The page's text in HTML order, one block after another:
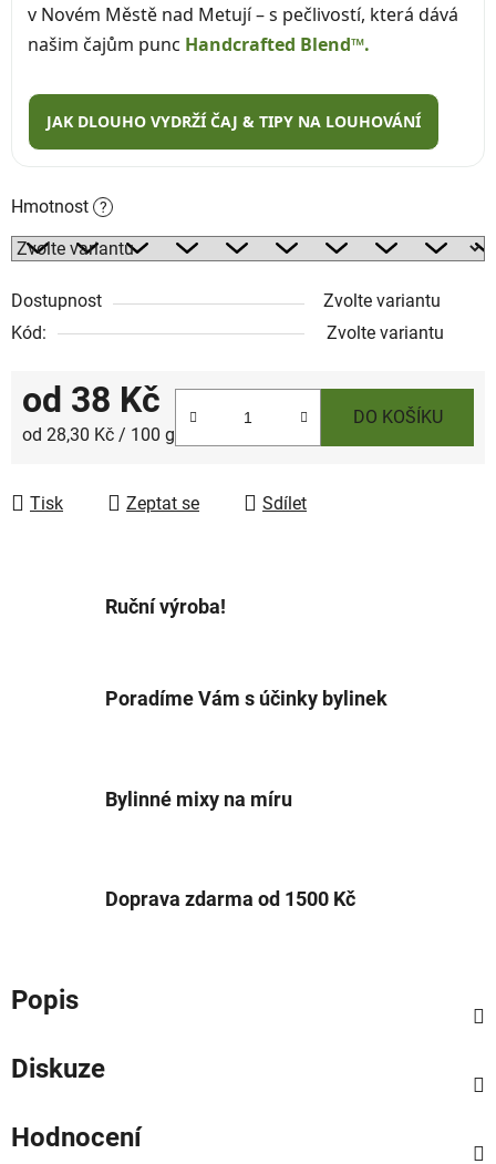
v Novém Městě nad Metují – s pečlivostí, která dává
našim čajům punc Handcrafted Blend™.
JAK DLOUHO VYDRŽÍ ČAJ & TIPY NA LOUHOVÁNÍ
Hmotnost ?
Dostupnost
Zvolte variantu
Kód:
Zvolte variantu
od 38 Kč
Měrná cena:
od 28,30 Kč / 100 g
DO KOŠÍKU
Tisk Zeptat se Sdílet
Ruční výroba!
Poradíme Vám s účinky bylinek
Bylinné mixy na míru
Doprava zdarma od 1500 Kč
Popis
Diskuze
Hodnocení